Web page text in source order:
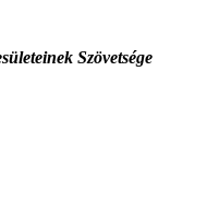
Szövetsége